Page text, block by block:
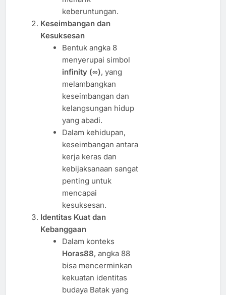
keberuntungan.
Keseimbangan dan
Kesuksesan
Bentuk angka 8
menyerupai simbol
infinity (∞), yang
melambangkan
keseimbangan dan
kelangsungan hidup
yang abadi.
Dalam kehidupan,
keseimbangan antara
kerja keras dan
kebijaksanaan sangat
penting untuk
mencapai
kesuksesan.
Identitas Kuat dan
Kebanggaan
Dalam konteks
Horas88, angka 88
bisa mencerminkan
kekuatan identitas
budaya Batak yang